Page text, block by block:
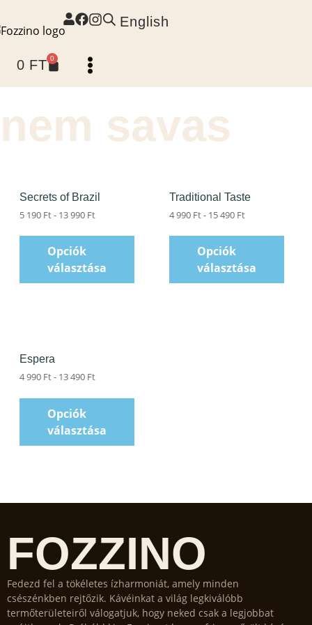
English
0 FT 0
nem savas
Secrets of Brazil
5 190 Ft- 13 990 Ft
Opciók
választása
Traditional Taste
4 990 Ft- 15 490 Ft
Opciók
választása
Espera
4 990 Ft- 13 490 Ft
Opciók
választása
FOZZINO
Fedezd fel a tökéletes ízharmoniát, amely minden
csészénkben rejtőzik. Kávéinkat a világ legkiválóbb
termőterületeiről válogatjuk, hogy neked csak a legjobbat